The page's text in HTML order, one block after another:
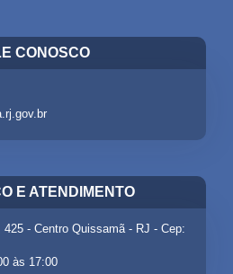
CONOSCO
E ATENDIMENTO
425 - Centro Quissamã - RJ - Cep:
às 17:00